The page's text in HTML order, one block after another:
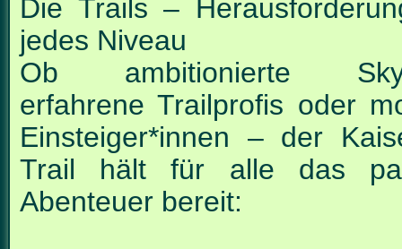
Die Trails –
jedes Niveau
Ob ambitionierte
erfahrene Trailprofis oder
Einsteiger*innen – der
Trail hält für alle das
Abenteuer bereit: